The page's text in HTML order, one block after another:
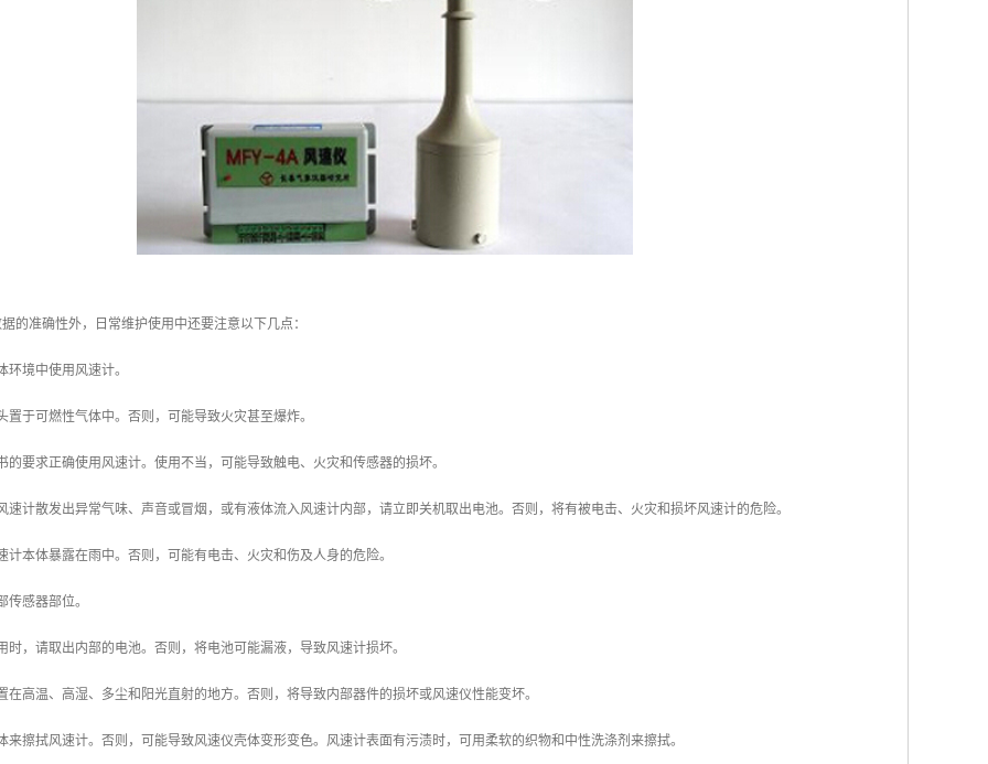
的准确性外，日常维护使用中还要注意以下几点：
环境中使用风速计。
置于可燃性气体中。否则，可能导致火灾甚至爆炸。
的要求正确使用风速计。使用不当，可能导致触电、火灾和传感器的损坏。
速计散发出异常气味、声音或冒烟，或有液体流入风速计内部，请立即关机取出电池。否则，将有被电击、火灾和损坏风速计的危险。
计本体暴露在雨中。否则，可能有电击、火灾和伤及人身的危险。
传感器部位。
时，请取出内部的电池。否则，将电池可能漏液，导致风速计损坏。
在高温、高湿、多尘和阳光直射的地方。否则，将导致内部器件的损坏或风速仪性能变坏。
来擦拭风速计。否则，可能导致风速仪壳体变形变色。风速计表面有污渍时，可用柔软的织物和中性洗涤剂来擦拭。